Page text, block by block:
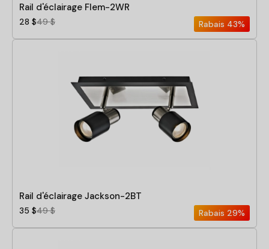
Rail d'éclairage Flem-2WR
28 $49 $ Rabais 43%
Rail d'éclairage Jackson-2BT
35 $49 $ Rabais 29%